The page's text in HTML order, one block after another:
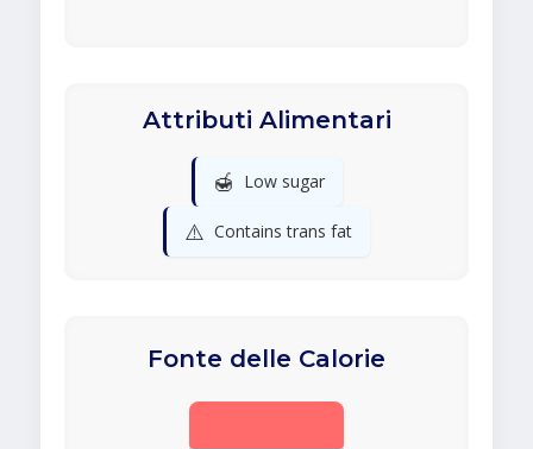
Attributi Alimentari
🍯 Low sugar
⚠️ Contains trans fat
Fonte delle Calorie